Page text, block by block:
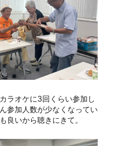
ラオケに3回くらい参加し
参加人数が少なくなってい
良いから聴きにきて。